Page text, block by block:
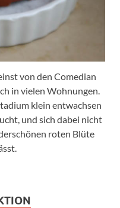
von den Comedian
in vielen Wohnungen.
klein entwachsen
und sich dabei nicht
roten Blüte